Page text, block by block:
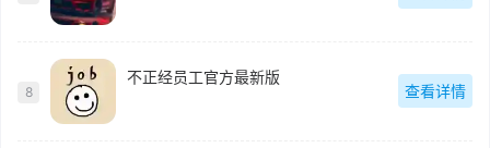
8
不正经员工官方最新版
查看详情